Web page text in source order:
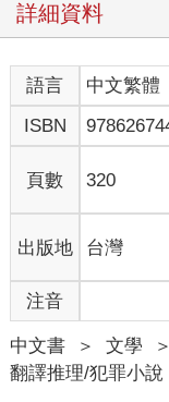
中。
「試試我的口紅，妳
「小咕咕，妳漏針
朱利安．庫爾托瓦沒
下回再說吧。他加快
的計畫走。走廊轉了
的燈光比較暗。這側
都沒有營業，除了走
著：薄格利（
套塞進口袋裡，沒敲
伏在案前、看不出年
帶著一抹難看的微笑
「哎呀！庫爾托瓦，
「你好呀，薄格利，
放高利貸的男人沒有
六下午還工作？這個
詳細資料
語言 中文繁體
ISBN
頁數 320
出版地 台灣
注音
中文書 ＞ 文學 ＞
翻譯推理/犯罪小說